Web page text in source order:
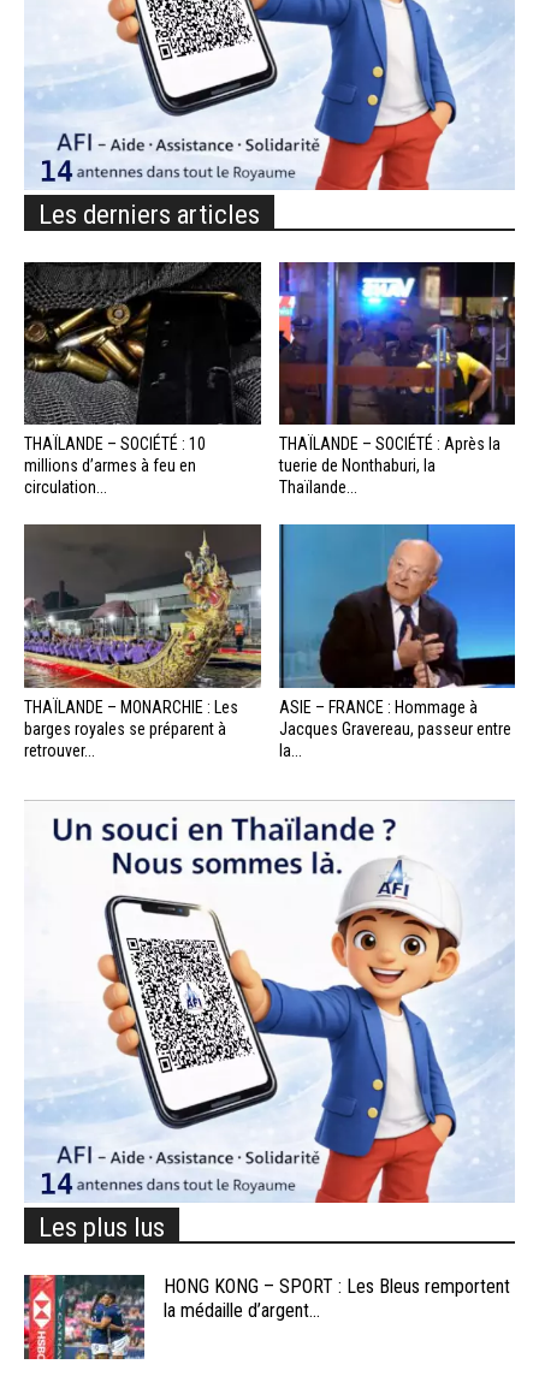
Les derniers articles
THAÏLANDE – SOCIÉTÉ : 10
millions d’armes à feu en
circulation...
THAÏLANDE – SOCIÉTÉ : Après la
tuerie de Nonthaburi, la
Thaïlande...
THAÏLANDE – MONARCHIE : Les
barges royales se préparent à
retrouver...
ASIE – FRANCE : Hommage à
Jacques Gravereau, passeur entre
la...
Les plus lus
HONG KONG – SPORT : Les Bleus remportent
la médaille d’argent...